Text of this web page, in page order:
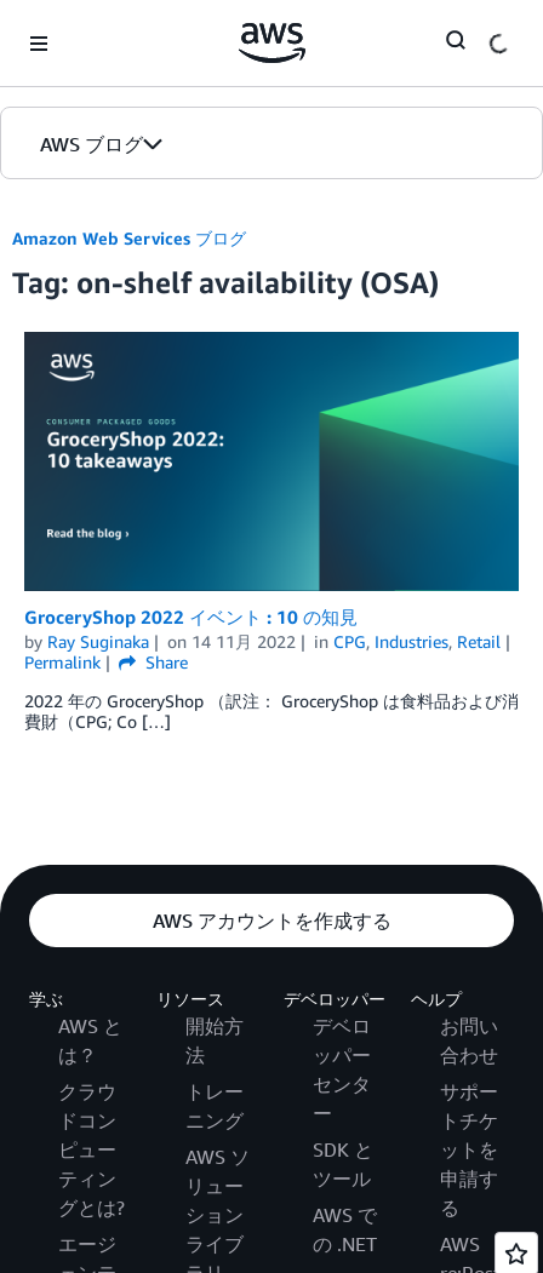
AWS ブログ
カテゴリ
エディション
Amazon Web Services ブログ
Tag: on-shelf availability (OSA)
GroceryShop 2022 イベント : 10 の知見
by Ray Suginaka on 14 11月 2022 in CPG, Industries, Retail
Permalink
Share
2022 年の GroceryShop （訳注： GroceryShop は食料品および消
費財（CPG; Co […]
AWS アカウントを作成する
学ぶ
AWS と
は？
クラウ
ドコン
ピュー
ティン
グとは?
エージ
リソース
開始方
法
トレー
ニング
AWS ソ
リュー
ション
ライブ
デベロッパー
デベロ
ッパー
センタ
ー
SDK と
ツール
AWS で
の .NET
ヘルプ
お問い
合わせ
サポー
トチケ
ットを
申請す
る
AWS